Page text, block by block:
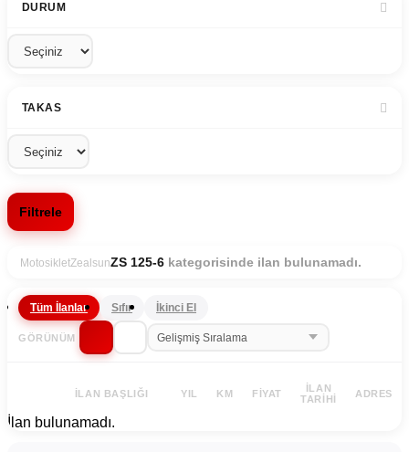
DURUM
TAKAS
Filtrele
MotosikletZealsunZS 125-6 kategorisinde ilan bulunamadı.
Tüm İlanlar Sıfır İkinci El
GÖRÜNÜM
İLAN BAŞLIĞI YIL KM FIYAT
İLAN
TARIHI
ADRES
İlan bulunamadı.